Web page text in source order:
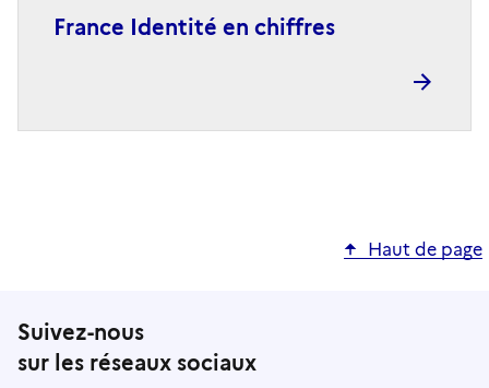
France Identité en chiffres
Haut de page
Suivez-nous
sur les réseaux sociaux